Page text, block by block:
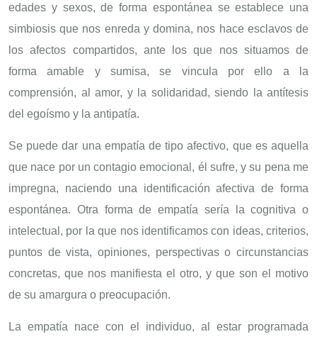
edades y sexos, de forma espontánea se establece una
simbiosis que nos enreda y domina, nos hace esclavos de
los afectos compartidos, ante los que nos situamos de
forma amable y sumisa, se vincula por ello a la
comprensión, al amor, y la solidaridad, siendo la antítesis
del egoísmo y la antipatía.
Se puede dar una empatía de tipo afectivo, que es aquella
que nace por un contagio emocional, él sufre, y su pena me
impregna, naciendo una identificación afectiva de forma
espontánea. Otra forma de empatía sería la cognitiva o
intelectual, por la que nos identificamos con ideas, criterios,
puntos de vista, opiniones, perspectivas o circunstancias
concretas, que nos manifiesta el otro, y que son el motivo
de su amargura o preocupación.
La empatía nace con el individuo, al estar programada